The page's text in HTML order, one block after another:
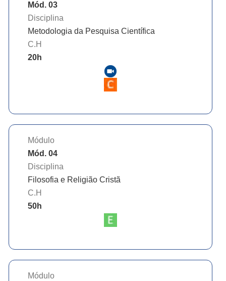
Mód. 03
Disciplina
Metodologia da Pesquisa Científica
C.H
20h
Módulo
Mód. 04
Disciplina
Filosofia e Religião Cristã
C.H
50h
Módulo